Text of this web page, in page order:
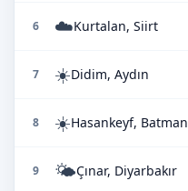
6 ☁️Kurtalan, Siirt
7 ☀️Didim, Aydın
8 ☀️Hasankeyf, Batman
9 🌤️Çınar, Diyarbakır